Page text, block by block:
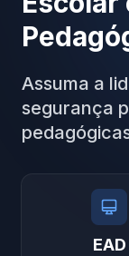
Assuma a
segurança
EAD